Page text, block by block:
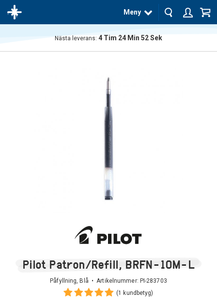
Meny
Nästa leverans: 4 Tim 24 Min 51Sek
Pilot Patron/Refill, BRFN-10M-L
Påfyllning, Blå • Artikelnummer: PI-283703
(1 kundbetyg)